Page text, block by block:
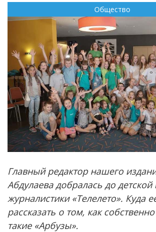
Общество
Главный редактор нашего
Абдулаева добралась до
журналистики «Телелето». Куда
рассказать о том, как
такие «Арбузы».